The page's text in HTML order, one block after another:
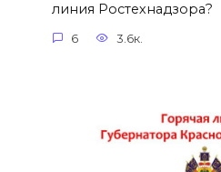
линия Ростехнадзора?
6 3.6к.